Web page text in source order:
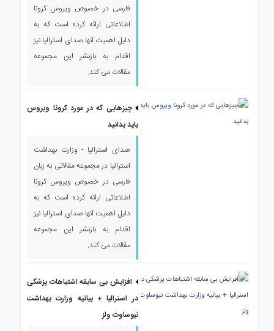
فارسی در خصوص ویروس کرونا
اطلاعاتی ارائه کرده است که به
دلیل اهمیت آنها صدای استرالیا نیز
اقدام به بازنشر این مجموعه
مقالات می کند.
چیزهایی که در مورد کرونا ویروس
باید بدانید
صدای استرالیا - وزارت بهداشت
استرالیا در مجموعه مقالاتی به زبان
فارسی در خصوص ویروس کرونا
اطلاعاتی ارائه کرده است که به
دلیل اهمیت آنها صدای استرالیا نیز
اقدام به بازنشر این مجموعه
مقالات می کند.
افزایش بی سابقه اشتباهات پزشکی
در استرالیا + بیانیه وزارت بهداشت
نیوساوت ولز